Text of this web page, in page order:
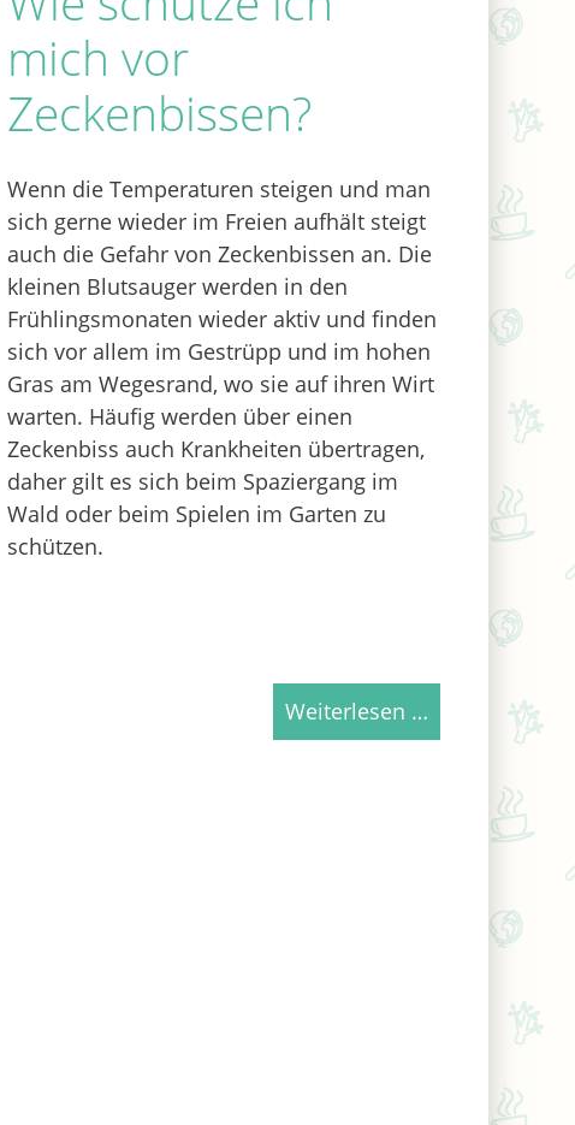
mich vor
Zeckenbissen?
Wenn die Temperaturen steigen und man
sich gerne wieder im Freien aufhält steigt
auch die Gefahr von Zeckenbissen an. Die
kleinen Blutsauger werden in den
Frühlingsmonaten wieder aktiv und finden
sich vor allem im Gestrüpp und im hohen
Gras am Wegesrand, wo sie auf ihren Wirt
warten. Häufig werden über einen
Zeckenbiss auch Krankheiten übertragen,
daher gilt es sich beim Spaziergang im
Wald oder beim Spielen im Garten zu
schützen.
Weiterlesen …